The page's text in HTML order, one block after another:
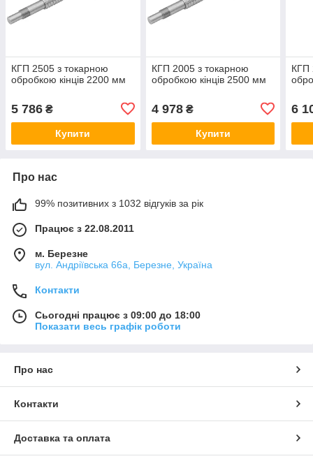
КГП 2505 з токарною
обробкою кінців 2200 мм
5 786 ₴
Купити
КГП 2005 з токарною
обробкою кінців 2500 мм
4 978₴
Купити
КГП
6
Про нас
99% позитивних з 1032 відгуків за рік
Працює з 22.08.2011
м. Березне
вул. Андріївська 66а, Березне, Україна
Контакти
Сьогодні працює з 09:00 до 18:00
Показати весь графік роботи
Про нас
Контакти
Доставка та оплата